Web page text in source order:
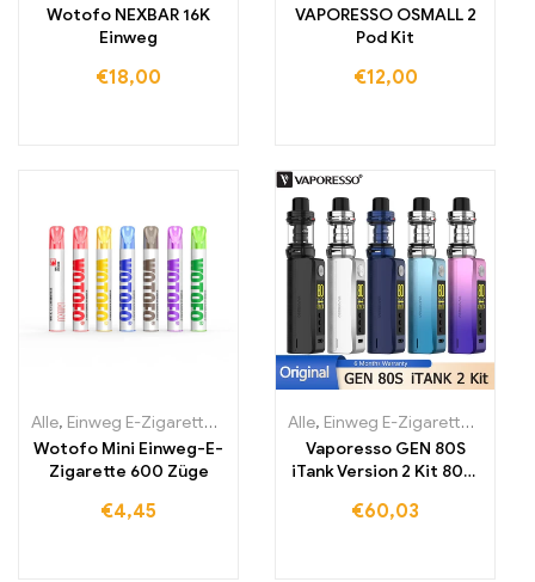
Wotofo NEXBAR 16K
Einweg
€18,00
VAPORESSO OSMALL 2
Pod Kit
€12,00
Alle, Einweg E-Zigaretten Einweg-E-Zigaretten Irland,Einweg-E-
Wotofo Mini Einweg-E-
Zigarette 600 Züge
€4,45
Alle, Einweg E-Zigaretten
Vaporesso GEN 80S
iTank Version 2 Kit 80W
€60,03